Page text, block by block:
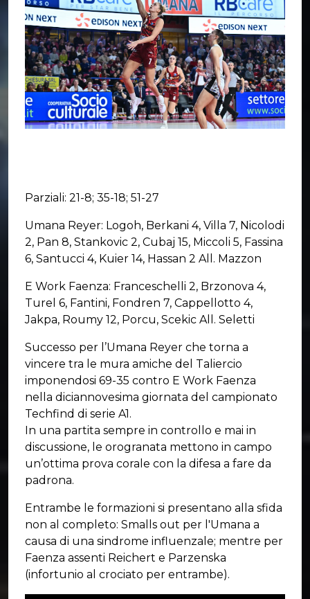
Parziali: 21-8; 35-18; 51-27
Umana Reyer: Logoh, Berkani 4, Villa 7, Nicolodi
2, Pan 8, Stankovic 2, Cubaj 15, Miccoli 5, Fassina
6, Santucci 4, Kuier 14, Hassan 2 All. Mazzon
E Work Faenza: Franceschelli 2, Brzonova 4,
Turel 6, Fantini, Fondren 7, Cappellotto 4,
Jakpa, Roumy 12, Porcu, Scekic All. Seletti
Successo per l’Umana Reyer che torna a
vincere tra le mura amiche del Taliercio
imponendosi 69-35 contro E Work Faenza
nella diciannovesima giornata del campionato
Techfind di serie A1.
In una partita sempre in controllo e mai in
discussione, le orogranata mettono in campo
un’ottima prova corale con la difesa a fare da
padrona.
Entrambe le formazioni si presentano alla sfida
non al completo: Smalls out per l'Umana a
causa di una sindrome influenzale; mentre per
Faenza assenti Reichert e Parzenska
(infortunio al crociato per entrambe).